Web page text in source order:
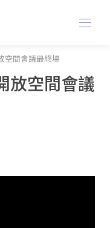
空間會議最終場
放空間會議